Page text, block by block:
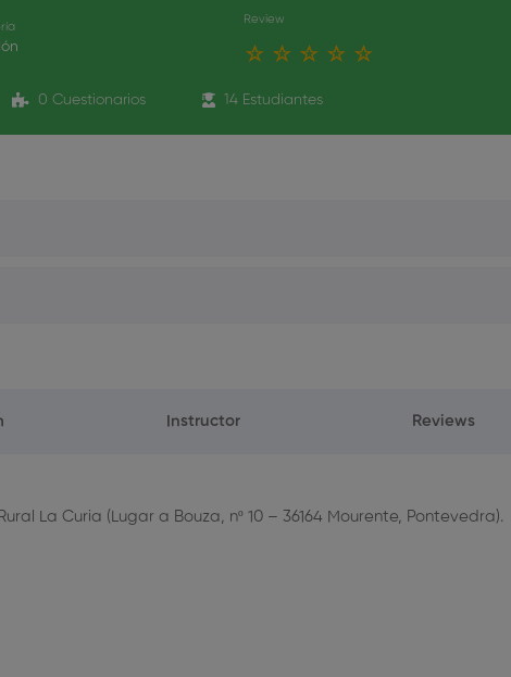
Review
0 Cuestionarios 14 Estudiantes
Instructor Reviews
La Curia (Lugar a Bouza, nº 10 – 36164 Mourente, Pontevedra).